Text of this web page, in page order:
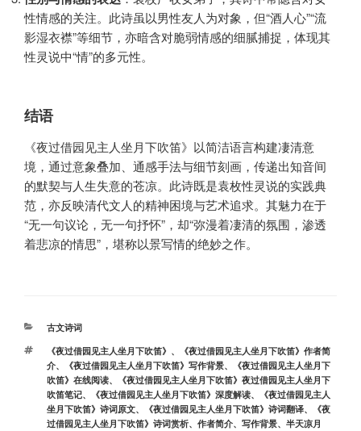
性情感的关注。此诗虽以男性友人为对象，但“酒人心”“流
影湿衣襟”等细节，亦暗含对脆弱情感的细腻捕捉，体现其
性灵说中“情”的多元性。
结语
《夜过借园见主人坐月下吹笛》以简洁语言构建凄清意
境，通过意象叠加、通感手法与细节刻画，传递出知音间
的默契与人生失意的苍凉。此诗既是袁枚性灵说的实践典
范，亦反映清代文人的精神困境与艺术追求。其魅力在于
“无一句议论，无一句抒怀”，却“弥漫着凄清的氛围，渗透
着悲凉的情思”，堪称以景写情的绝妙之作。
分
古文诗词
标
签
《夜过借园见主人坐月下吹笛》 、
《夜过借园见主人坐月下吹笛》作者简
介、 《夜过借园见主人坐月下吹笛》写作背景、
《夜过借园见主人坐月下
吹笛》在线阅读、
《夜过借园见主人坐月下吹笛》夜过借园见主人坐月下
吹笛笔记、 《夜过借园见主人坐月下吹笛》深度解读、
《夜过借园见主人
坐月下吹笛》诗词原文、 《夜过借园见主人坐月下吹笛》诗词翻译、
《夜
过借园见主人坐月下吹笛》诗词赏析、 作者简介、 写作背景、 半天凉月